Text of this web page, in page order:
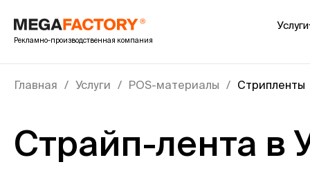
Рекламно-производственная компания
Услуги
Главная Услуги POS-материалы Стрипленты
Страйп-лента в